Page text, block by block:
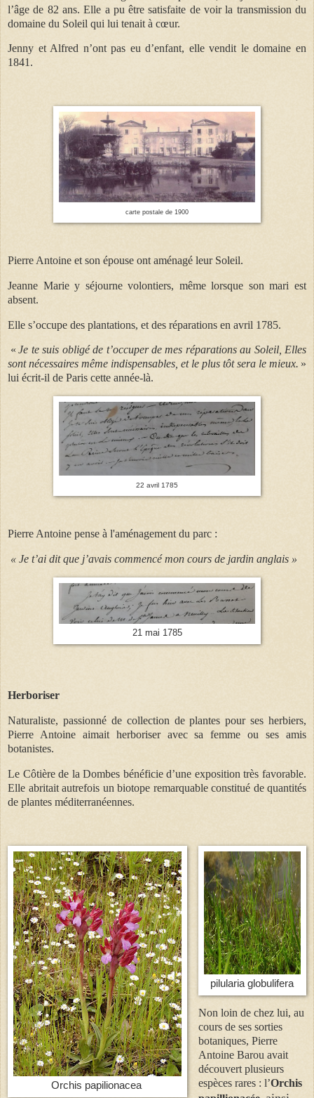
l’âge de 82 ans. Elle a pu être satisfaite de voir la transmission du
domaine du Soleil qui lui tenait à cœur.
Jenny et Alfred n’ont pas eu d’enfant, elle vendit le domaine en
1841.
carte postale de 1900
Pierre Antoine et son épouse ont aménagé leur Soleil.
Jeanne Marie y séjourne volontiers, même lorsque son mari est
absent.
Elle s’occupe des plantations, et des réparations en avril 1785.
«Je te suis obligé de t’occuper de mes réparations au Soleil, Elles
sont nécessaires même indispensables, et le plus tôt sera le mieux. »
lui écrit-il de Paris cette année-là.
22 avril 1785
Pierre Antoine pense à l'aménagement du parc :
« Je t’ai dit que j’avais commencé mon cours de jardin anglais »
21 mai 1785
Herboriser
Naturaliste, passionné de collection de plantes pour ses herbiers,
Pierre Antoine aimait herboriser avec sa femme ou ses amis
botanistes.
Le Côtière de la Dombes bénéficie d’une exposition très favorable.
Elle abritait autrefois un biotope remarquable constitué de quantités
de plantes méditerranéennes.
Orchis papilionacea
pilularia globulifera
Non loin de chez lui, au
cours de ses sorties
botaniques, Pierre
Antoine Barou avait
découvert plusieurs
espèces rares : l’Orchis